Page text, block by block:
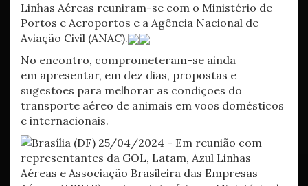
Linhas Aéreas reuniram-se com o Ministério de
Portos e Aeroportos e a Agência Nacional de
Aviação Civil (ANAC).
No encontro, comprometeram-se ainda
em apresentar, em dez dias, propostas e
sugestões para melhorar as condições do
transporte aéreo de animais em voos domésticos
e internacionais.